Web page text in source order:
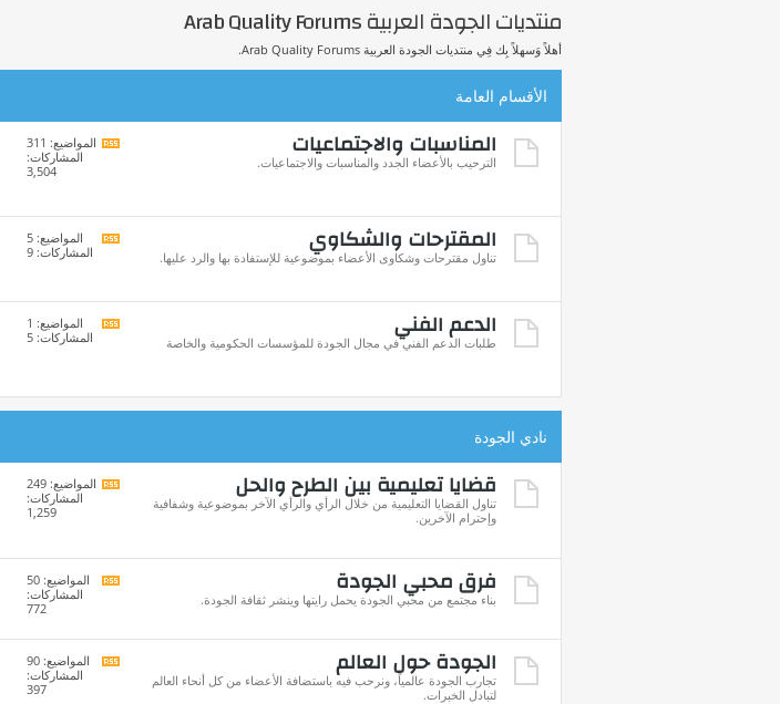
منتديات الجودة العربية Arab Quality Forums
أهلاً وَسهلاً بِك فِي منتديات الجودة العربية Arab Quality Forums.
الأقسام العامة
المناسبات والاجتماعيات
الترحيب بالأعضاء الجدد والمناسبات والاجتماعيات.
مشاهدة
تغذيات
المواضيع: 311
المشاركات:
3,504
المقترحات والشكاوي
تناول مقترحات وشكاوى الأعضاء بموضوعية للإستفادة بها والرد عليها.
مشاهدة
تغذيات
المواضيع: 5
المشاركات: 9
الدعم الفني
طلبات الدعم الفني في مجال الجودة للمؤسسات الحكومية والخاصة
مشاهدة
تغذيات
المواضيع: 1
المشاركات: 5
نادي الجودة
قضايا تعليمية بين الطرح والحل
تناول القضايا التعليمية من خلال الرأي والرأي الآخر بموضوعية وشفافية
وإحترام الآخرين.
مشاهدة
تغذيات
المواضيع: 249
المشاركات:
1,259
فرق محبي الجودة
بناء مجتمع من محبي الجودة يحمل رايتها وينشر ثقافة الجودة.
مشاهدة
تغذيات
المواضيع: 50
المشاركات:
772
الجودة حول العالم
تجارب الجودة عالمياً، ونرحب فيه باستضافة الأعضاء من كل أنحاء العالم
لتبادل الخبرات.
مشاهدة
تغذيات
المواضيع: 90
المشاركات:
397